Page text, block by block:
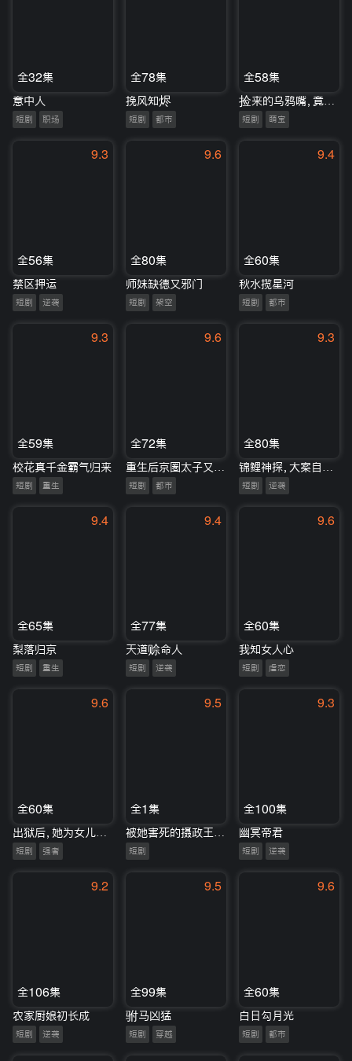
全32集
意中人
短剧 职场
全78集
挽风知烬
短剧 都市
全58集
捡来的乌鸦嘴，竟是满级锦鲤
短剧 萌宝
9.3
全56集
禁区押运
短剧 逆袭
9.6
全80集
师妹缺德又邪门
短剧 架空
9.4
全60集
秋水揽星河
短剧 都市
9.3
全59集
校花真千金霸气归来
短剧 重生
9.6
全72集
短剧 都市
9.3
全80集
短剧 逆袭
9.4
全65集
梨落归京
短剧 重生
9.4
全77集
天道赊命人
短剧 逆袭
9.6
全60集
我知女人心
短剧 虐恋
9.6
全60集
短剧 强者
9.5
全1集
短剧
9.3
全100集
幽冥帝君
短剧 逆袭
9.2
全106集
农家厨娘初长成
短剧 逆袭
9.5
全99集
驸马凶猛
短剧 穿越
9.6
全60集
白日勾月光
短剧 都市